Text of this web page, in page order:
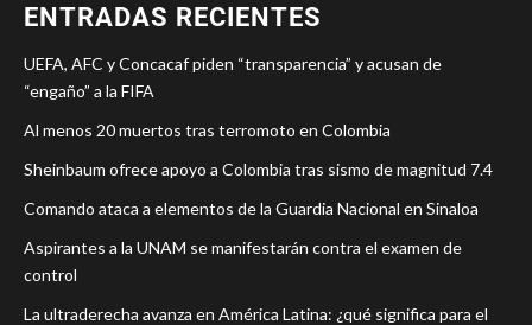
ENTRADAS RECIENTES
UEFA, AFC y Concacaf piden “transparencia” y acusan de
“engaño” a la FIFA
Al menos 20 muertos tras terromoto en Colombia
Sheinbaum ofrece apoyo a Colombia tras sismo de magnitud 7.4
Comando ataca a elementos de la Guardia Nacional en Sinaloa
Aspirantes a la UNAM se manifestarán contra el examen de
control
La ultraderecha avanza en América Latina: ¿qué significa para el